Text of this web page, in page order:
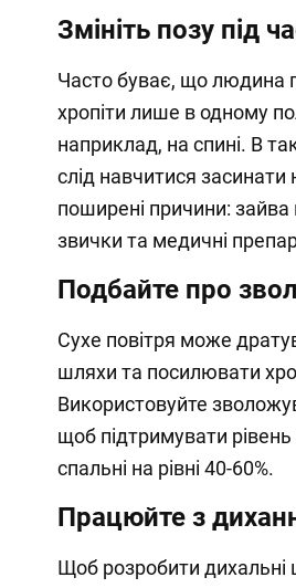
Змініть позу під
Часто буває, що людина
хропіти лише в одному
наприклад, на спині. В
слід навчитися засинати
поширені причини: зайва
звички та медичні
Подбайте про
Сухе повітря може
шляхи та посилювати
Використовуйте
щоб підтримувати рівень
спальні на рівні 40-60%.
Працюйте з
Щоб розробити дихальні